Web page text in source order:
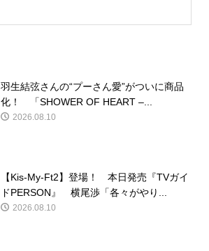
羽生結弦さんの“プーさん愛”がついに商品
化！ 「SHOWER OF HEART –...
2026.08.10
【Kis-My-Ft2】登場！ 本日発売『TVガイ
ドPERSON』 横尾渉「各々がやり...
2026.08.10